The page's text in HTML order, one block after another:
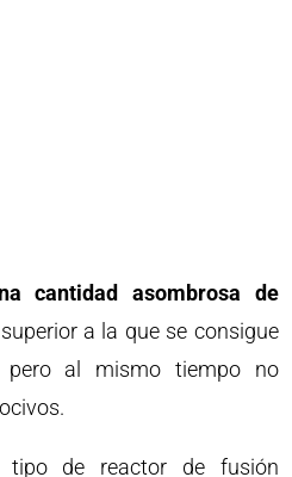
cantidad asombrosa de
a la que se consigue
pero al mismo tiempo no
tipo de reactor de fusión